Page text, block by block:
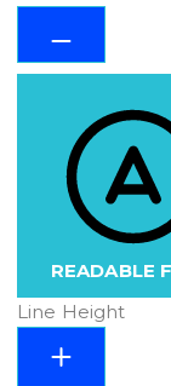
READABLE
Line Height